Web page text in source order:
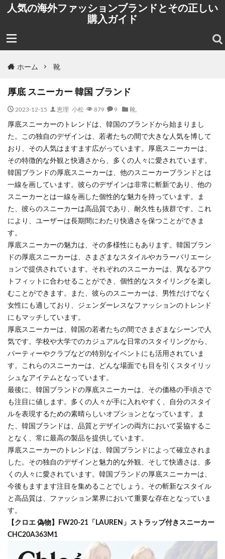
人気の海外ファッションブランドとその正しい
購入ガイド
ホーム 靴
厚底 スニーカー 韓国 ブランド
2023-12-15 恵理 小松 879 9 靴
厚底スニーカーのトレンドは、韓国のブランドから始まりまし
た。この独自のデザインは、若者たちの間で大きな人気を博して
おり、その人気はますます広がっています。厚底スニーカーは、
その特徴的な外観と快適さから、多くの人々に愛されています。
韓国ブランドの厚底スニーカーは、他のスニーカーブランドとは
一線を画しています。彼らのデザインは非常に斬新であり、他の
スニーカーとは一線を画した個性的な魅力を持っています。ま
た、彼らのスニーカーは高品質であり、耐久性も抜群です。これ
により、ユーザーは長期間にわたり快適さを保つことができま
す。
厚底スニーカーの魅力は、その多様性にもあります。韓国ブラン
ドの厚底スニーカーは、さまざまなスタイルやカラーバリエーシ
ョンで提供されています。それぞれのスニーカーは、異なるアウ
トフィットに合わせることができ、個性的なスタイリングを楽し
むことができます。また、彼らのスニーカーは、男性だけでなく
女性にも適しており、ジェンダーレスなファッションのトレンド
にもマッチしています。
厚底スニーカーは、韓国の若者たちの間でさまざまなシーンで人
気です。学校や大学でのカジュアルな日常のスタイリングから、
パーティーやクラブなどの特別なイベントにも活用されていま
す。これらのスニーカーは、どんな場面でも目を引くスタイリッ
シュなアイテムとなっています。
最後に、韓国ブランドの厚底スニーカーは、その価格の手頃さで
も注目に値します。多くの人々が手に入れやすく、自分のスタイ
ルを表現するための素晴らしいオプションとなっています。ま
た、韓国ブランドは、品質とデザインの両方において妥協するこ
となく、常に最高の製品を提供しています。
厚底スニーカーのトレンドは、韓国ブランドによって確立されま
した。その独自のデザインと魅力的な外観、そして快適さは、多
くの人々に愛されています。韓国ブランドの厚底スニーカーは、
今後もますます注目を集めることでしょう。その斬新なスタイル
と高品質は、ファッション業界において重要な存在となっていま
す。
【クロエ 偽物】FW20-21「LAUREN」ストラップ付きスニーカー
CHC20A363M1